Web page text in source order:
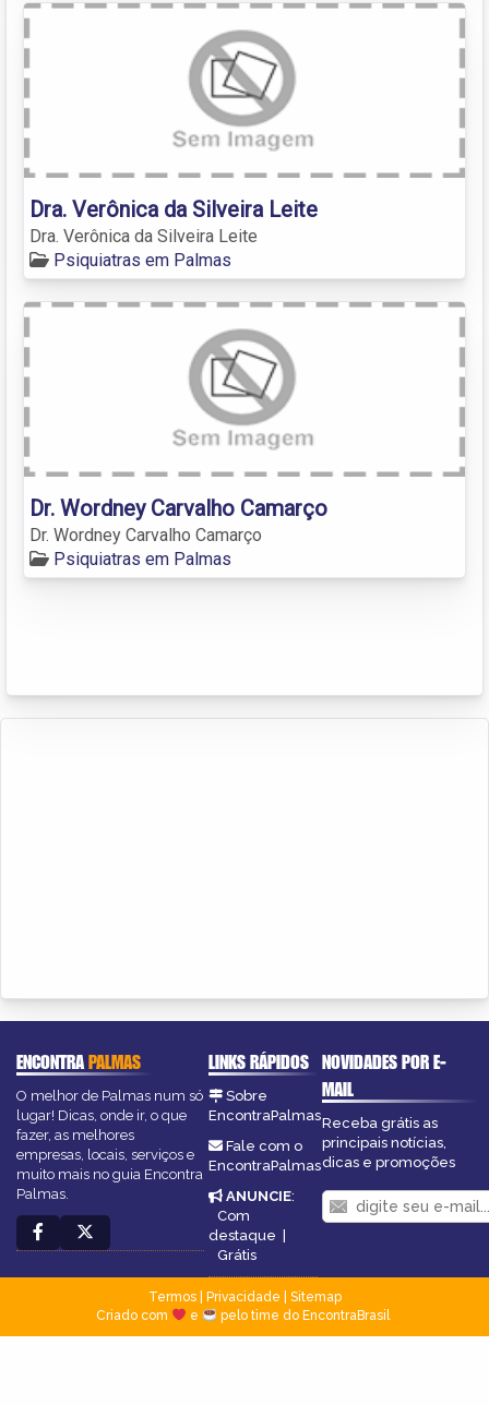
Dra. Verônica da Silveira Leite
Dra. Verônica da Silveira Leite
Psiquiatras em Palmas
Dr. Wordney Carvalho Camarço
Dr. Wordney Carvalho Camarço
Psiquiatras em Palmas
ENCONTRAPALMAS
O melhor de Palmas num só
lugar! Dicas, onde ir, o que
fazer, as melhores
empresas, locais, serviços e
muito mais no guia Encontra
Palmas.
LINKS RÁPIDOS
Sobre
EncontraPalmas
Fale com o
EncontraPalmas
ANUNCIE:
Com
destaque |
Grátis
NOVIDADES POR E-
MAIL
Receba grátis as
principais notícias,
dicas e promoções
Termos| Privacidade
Sitemap
Criado com
e pelo time do EncontraBrasil